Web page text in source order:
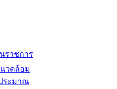
วดล้อม
ระมาณ
ราชการ